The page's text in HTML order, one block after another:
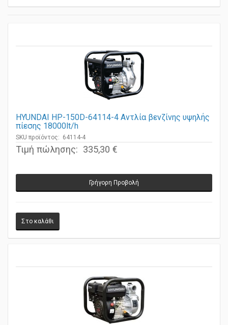
HYUNDAI HP-150D-64114-4 Αντλία βενζίνης υψηλής
πίεσης 18000lt/h
SKU προϊόντος: 64114-4
Τιμή πώλησης: 335,30 €